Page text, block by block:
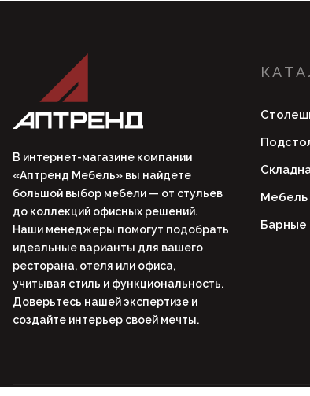
В интернет-магазине компании
«Аптренд Мебель» вы найдете
большой выбор мебели — от стульев
до коллекций офисных решений.
Наши менеджеры помогут подобрать
идеальные варианты для вашего
ресторана, отеля или офиса,
учитывая стиль и функциональность.
Доверьтесь нашей экспертизе и
создайте интерьер своей мечты.
Мебель
Барные